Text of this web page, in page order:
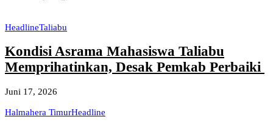
HeadlineTaliabu
Kondisi Asrama Mahasiswa Taliabu
Memprihatinkan, Desak Pemkab Perbaiki
Juni 17, 2026
Halmahera TimurHeadline